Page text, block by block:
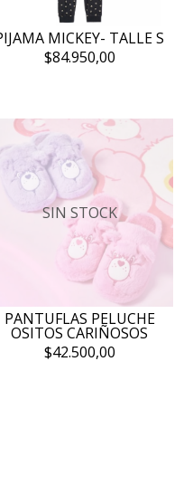
MICKEY- TALLE S
$84.950,00
SIN STOCK
PANTUFLAS PELUCHE
OSITOS CARIÑOSOS
$42.500,00